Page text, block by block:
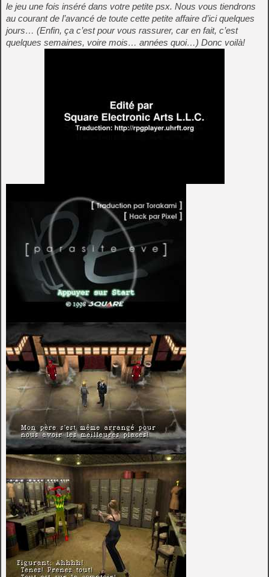
le jeu une fois inséré dans votre petite psx. Nous vous tiendrons
au courant de l’avancé de toute cette petite affaire d’ici quelques
jours… (Enfin, ça c’est pour vous rassurer, car en fait, c’est
quelques semaines, voire mois… années quoi…) Donc voilà!